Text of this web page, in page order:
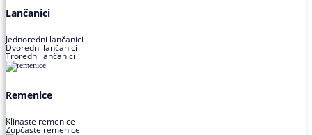
Lančanici
Jednoredni lančanici
Dvoredni lančanici
Troredni lančanici
Remenice
Klinaste remenice
Zupčaste remenice